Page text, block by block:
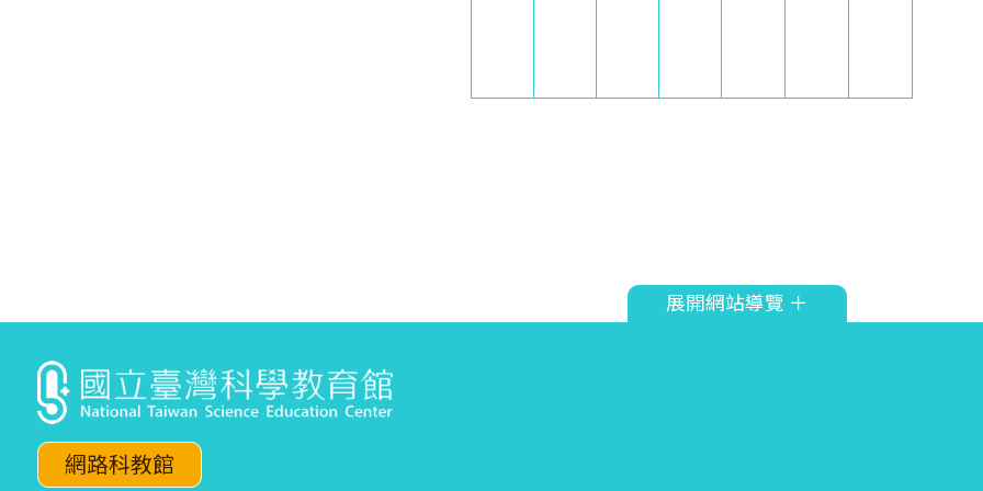
展開網站導覽 ＋
網路科教館